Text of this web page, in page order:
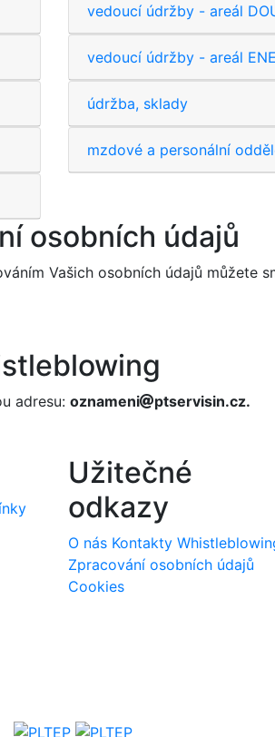
vedoucí údržby - areál
vedoucí údržby - areál
údržba, sklady
mzdové a personální
osobních údajů
Vašich osobních údajů můžete
adresu: oznameni ptservisin.cz.
Užitečné
odkazy
O nás Kontakty
Zpracování osobních údajů
Cookies